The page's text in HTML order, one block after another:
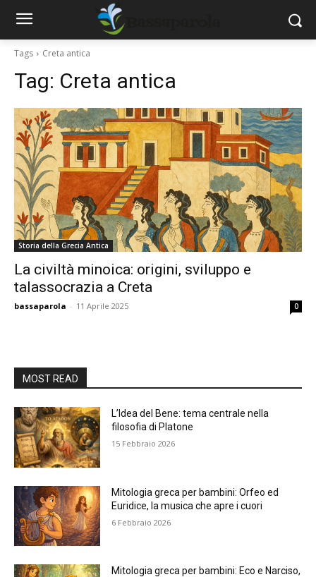
Tags Creta antica
Tag: Creta antica
Storia della Grecia Antica
La civiltà minoica: origini, sviluppo e
talassocrazia a Creta
bassaparola - 11 Aprile 2025 0
MOST READ
L’Idea del Bene: tema centrale nella
filosofia di Platone
15 Febbraio 2026
Mitologia greca per bambini: Orfeo ed
Euridice, la musica che apre i cuori
6 Febbraio 2026
Mitologia greca per bambini: Eco e Narciso,